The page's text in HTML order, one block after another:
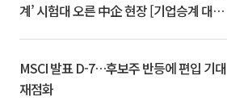
계’ 시험대 오른 中企 현장 [기업승계 대전
MSCI 발표 D-7…후보주 반등에 편입 기대
재점화